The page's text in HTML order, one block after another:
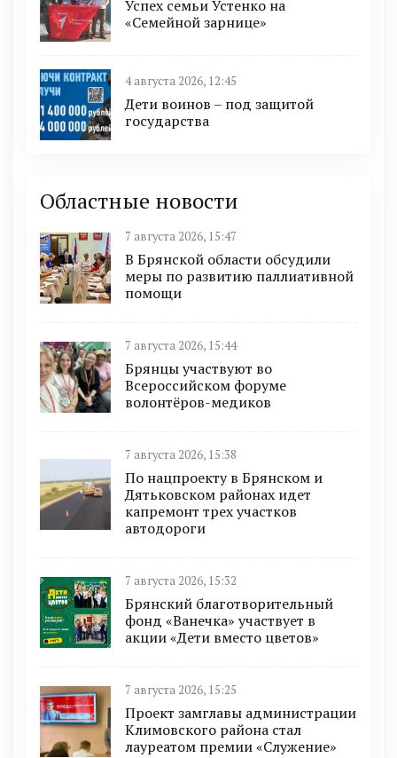
Успех семьи Устенко на
«Семейной зарнице»
4 августа 2026, 12:45
Дети воинов – под защитой
государства
Областные новости
7 августа 2026, 15:47
В Брянской области обсудили
меры по развитию паллиативной
помощи
7 августа 2026, 15:44
Брянцы участвуют во
Всероссийском форуме
волонтёров-медиков
7 августа 2026, 15:38
По нацпроекту в Брянском и
Дятьковском районах идет
капремонт трех участков
автодороги
7 августа 2026, 15:32
Брянский благотворительный
фонд «Ванечка» участвует в
акции «Дети вместо цветов»
7 августа 2026, 15:25
Проект замглавы администрации
Климовского района стал
лауреатом премии «Служение»